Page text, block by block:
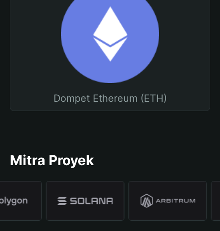
Dompet Ethereum (ETH)
Mitra Proyek